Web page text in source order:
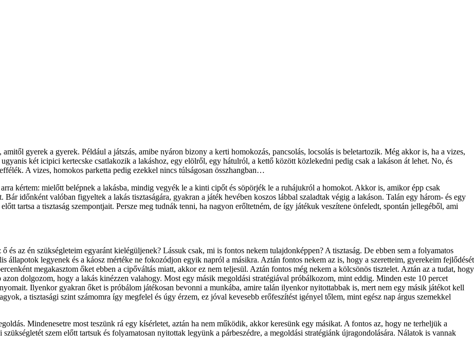
gyerek a gyerek. Például a játszás, amibe nyáron bizony a kerti homokozás, pancsolás, locsolás is beletartozik. Még akkor is, ha a vizes,
két icipici kertecske csatlakozik a lakáshoz, egy elölről, egy hátulról, a kettő között közlekedni pedig csak a lakáson át lehet. No, és
A vizes, homokos parketta pedig ezekkel nincs túlságosan összhangban…
kértem: mielőtt belépnek a lakásba, mindig vegyék le a kinti cipőt és söpörjék le a ruhájukról a homokot. Akkor is, amikor épp csak
időnként valóban figyeltek a lakás tisztaságára, gyakran a játék hevében koszos lábbal szaladtak végig a lakáson. Talán egy három- és egy
tartsa a tisztaság szempontjait. Persze meg tudnák tenni, ha nagyon erőltetném, de így játékuk veszítene önfeledt, spontán jellegéből, ami
az én szükségleteim egyaránt kielégüljenek? Lássuk csak, mi is fontos nekem tulajdonképpen? A tisztaság. De ebben sem a folyamatos
állapotok legyenek és a káosz mértéke ne fokozódjon egyik napról a másikra. Aztán fontos nekem az is, hogy a szeretteim, gyerekeim fejlődését
megakasztom őket ebben a cipőváltás miatt, akkor ez nem teljesül. Aztán fontos még nekem a kölcsönös tisztelet. Aztán az a tudat, hogy
dolgozom, hogy a lakás kinézzen valahogy. Most egy másik megoldási stratégiával próbálkozom, mint eddig. Minden este 10 percet
Ilyenkor gyakran őket is próbálom játékosan bevonni a munkába, amire talán ilyenkor nyitottabbak is, mert nem egy másik játékot kell
a tisztasági szint számomra így megfelel és úgy érzem, ez jóval kevesebb erőfeszítést igényel tőlem, mint egész nap árgus szemekkel
Mindenesetre most teszünk rá egy kísérletet, aztán ha nem működik, akkor keresünk egy másikat. A fontos az, hogy ne terheljük a
szem előtt tartsuk és folyamatosan nyitottak legyünk a párbeszédre, a megoldási stratégiánk újragondolására. Nálatok is vannak